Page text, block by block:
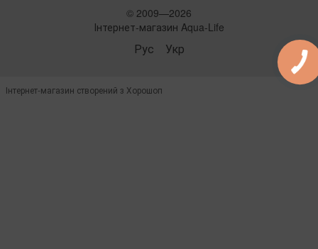
© 2009—2026
Інтернет-магазин Aqua-Life
Рус Укр
Інтернет-магазин створений з Хорошоп